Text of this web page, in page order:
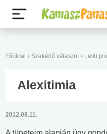
Főoldal / Szakértő válaszol / Lelki
Alexitimia
2012.08.11.